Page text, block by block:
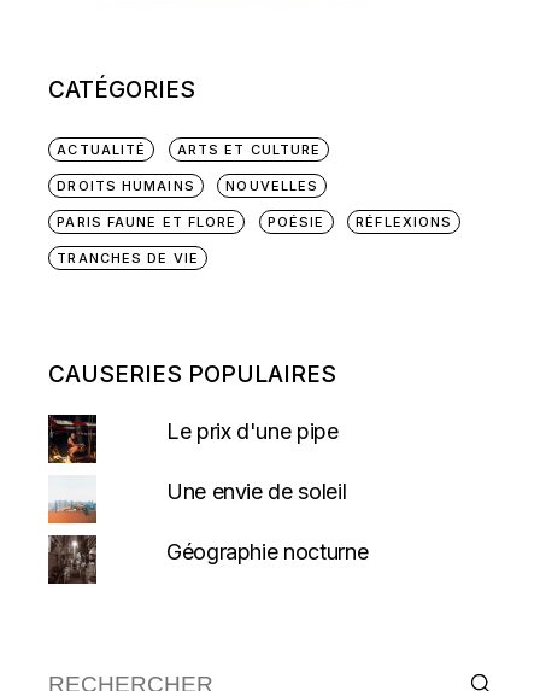
CATÉGORIES
ACTUALITÉ ARTS ET CULTURE
DROITS HUMAINS NOUVELLES
PARIS FAUNE ET FLORE POÉSIE RÉFLEXIONS
TRANCHES DE VIE
CAUSERIES POPULAIRES
Le prix d'une pipe
Une envie de soleil
Géographie nocturne
Recherche :